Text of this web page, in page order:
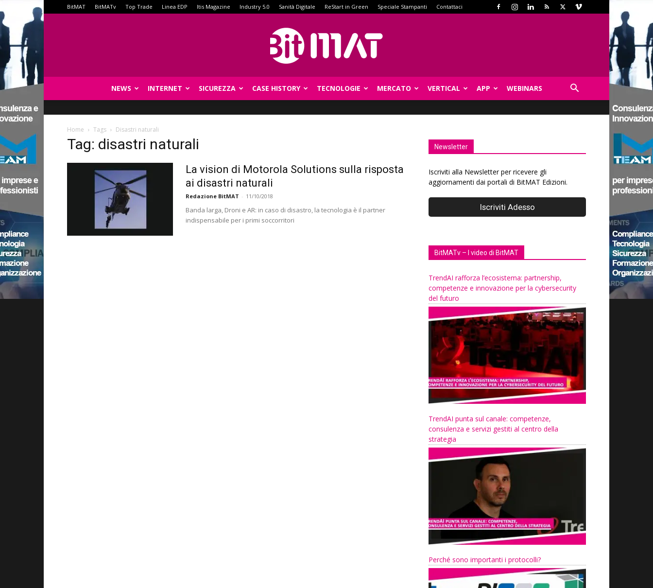
BitMAT BitMATv Top Trade Linea EDP Itis Magazine Industry 5.0 Sanità Digitale ReStart in Green Speciale Stampanti Contattaci
NEWS INTERNET SICUREZZA CASE HISTORY TECNOLOGIE MERCATO VERTICAL APP WEBINARS
Home Tags Disastri naturali
Tag: disastri naturali
La vision di Motorola Solutions sulla risposta
ai disastri naturali
Redazione BitMAT - 11/10/2018
Banda larga, Droni e AR: in caso di disastro, la tecnologia è il partner
indispensabile per i primi soccorritori
Newsletter
Iscriviti alla Newsletter per ricevere gli
aggiornamenti dai portali di BitMAT Edizioni.
BitMATv – I video di BitMAT
TrendAI rafforza l’ecosistema: partnership,
competenze e innovazione per la cybersecurity
del futuro
TrendAI punta sul canale: competenze,
consulenza e servizi gestiti al centro della
strategia
Perché sono importanti i protocolli?